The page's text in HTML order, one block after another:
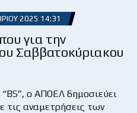
2025 14:31
για την
Σαββατοκύριακου
ο ΑΠΟΕΛ δημοσιεύει
τις αναμετρήσεις των